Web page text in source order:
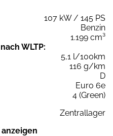
107 kW / 145 PS
Benzin
1.199 cm³
WLTP:
5,1 l/100km
116 g/km
D
Euro 6e
4 (Green)
Zentrallager
anzeigen